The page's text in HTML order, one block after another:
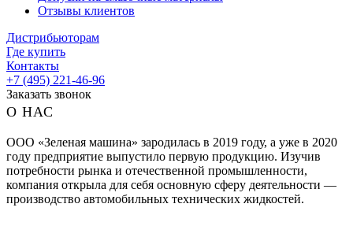
Отзывы клиентов
Дистрибьюторам
Где купить
Контакты
+7 (495) 221-46-96
Заказать звонок
О НАС
ООО «Зеленая машина» зародилась в 2019 году, а уже в 2020
году предприятие выпустило первую продукцию. Изучив
потребности рынка и отечественной промышленности,
компания открыла для себя основную сферу деятельности —
производство автомобильных технических жидкостей.